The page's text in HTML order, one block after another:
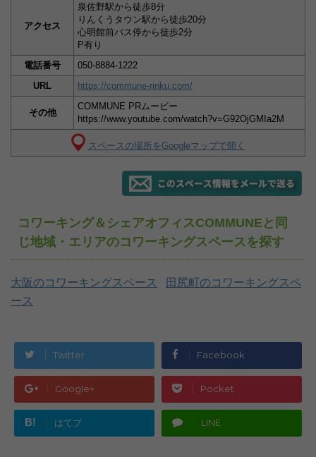
アクセス
泉佐野駅から徒歩8分
りんくうタウン駅から徒歩20分
心明館前バス停から徒歩2分
P有り
電話番号
050-8884-1222
URL
https://commune-rinku.com/
その他
COMMUNE PRムービー
https://www.youtube.com/watch?v=G92OjGMIa2M
スペースの場所をGoogleマップで開く
コワーキング＆シェアオフィスCOMMUNEと同
じ地域・エリアのコワーキングスペースを探す
大阪のコワーキングスペース
田尻町のコワーキングスペ
ース
Twitter Facebook
Google+ Pocket
B! はてブ LINE